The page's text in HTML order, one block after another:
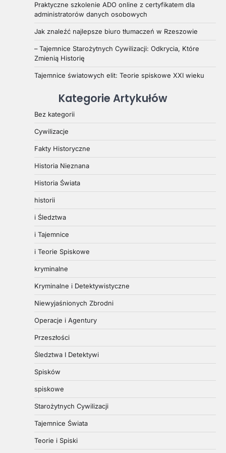
Praktyczne szkolenie ADO online z certyfikatem dla
administratorów danych osobowych
Jak znaleźć najlepsze biuro tłumaczeń w Rzeszowie
– Tajemnice Starożytnych Cywilizacji: Odkrycia, Które
Zmienią Historię
Tajemnice światowych elit: Teorie spiskowe XXI wieku
Kategorie Artykułów
Bez kategorii
Cywilizacje
Fakty Historyczne
Historia Nieznana
Historia Świata
historii
i Śledztwa
i Tajemnice
i Teorie Spiskowe
kryminalne
Kryminalne i Detektywistyczne
Niewyjaśnionych Zbrodni
Operacje i Agentury
Przeszłości
Śledztwa I Detektywi
Spisków
spiskowe
Starożytnych Cywilizacji
Tajemnice Świata
Teorie i Spiski